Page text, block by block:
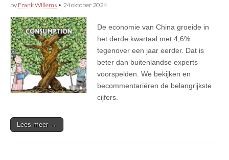
by Frank Willems • 24 oktober 2024
De economie van China groeide in
het derde kwartaal met 4,6%
tegenover een jaar eerder. Dat is
beter dan buitenlandse experts
voorspelden. We bekijken en
becommentariëren de belangrijkste
cijfers.
Lees meer →